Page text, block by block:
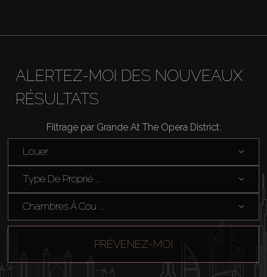
ALERTEZ-MOI DES NOUVEAUX
RÉSULTATS
Filtrage par Grande At The Opera District:
Louer
Type De Proprié ...
Chambres À Cou ...
PRÉVENEZ-MOI